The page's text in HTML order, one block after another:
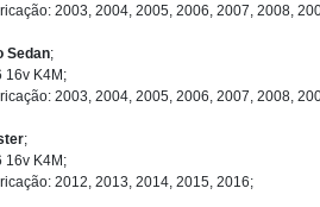
2003, 2004, 2005, 2006, 2007, 2008,
Sedan;
16v K4M;
2003, 2004, 2005, 2006, 2007, 2008,
;
16v K4M;
2012, 2013, 2014, 2015, 2016;